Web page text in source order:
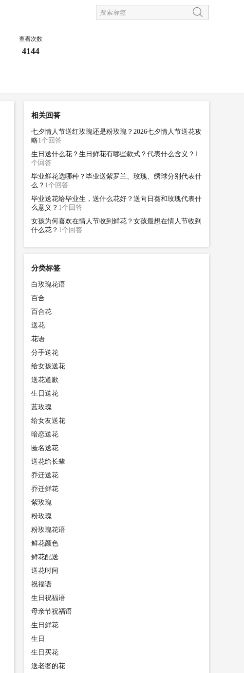
查看次数
4144
相关回答
七夕情人节送红玫瑰还是粉玫瑰？2026七夕情人节送花攻
略1个回答
生日送什么花？生日鲜花有哪些款式？代表什么含义？ 1
个回答
毕业鲜花选哪种？毕业送紫罗兰、玫瑰、绣球分别代表什
么？ 1个回答
毕业送花给毕业生，送什么花好？送向日葵和玫瑰代表什
么意义？ 1个回答
女孩为何喜欢在情人节收到鲜花？女孩最想在情人节收到
什么花？ 1个回答
分类标签
白玫瑰花语
百合
百合花
送花
花语
分手送花
给女孩送花
送花道歉
生日送花
蓝玫瑰
给女友送花
暗恋送花
匿名送花
送花给长辈
乔迁送花
乔迁鲜花
紫玫瑰
粉玫瑰
粉玫瑰花语
鲜花颜色
鲜花配送
送花时间
祝福语
生日祝福语
母亲节祝福语
生日鲜花
生日
生日买花
送老婆的花